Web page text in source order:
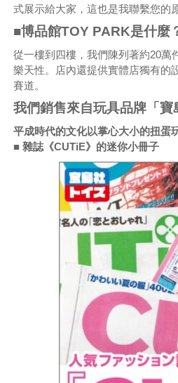
式展示給大家，這也是我聯繫您的
■博品館TOY PARK是什麼
從一樓到四樓，我們陳列著約20萬
樂天性。店內還提供實體店獨有的
賽道。
我們銷售來自玩具品牌「寶
平成時代的文化以掌心大小的扭蛋
■ 雜誌《CUTiE》的迷你小冊子